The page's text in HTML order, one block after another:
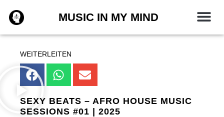
Inhalt
springen
MUSIC IN MY MIND
WEITERLEITEN
SEXY BEATS – AFRO HOUSE MUSIC
SESSIONS #01 | 2025